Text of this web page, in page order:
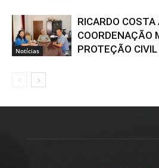
Notícias
RICARDO COSTA
COORDENAÇÃO
PROTEÇÃO